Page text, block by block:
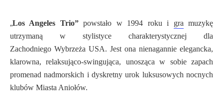
„Los Angeles Trio”powstało w 1994 roku i gramuzykę
utrzymaną w stylistyce charakterystycznej dla
Zachodniego Wybrzeża USA. Jest ona nienagannie elegancka,
klarowna, relaksująco-swingująca, unosząca w sobie zapach
promenad nadmorskich i dyskretny urok luksusowych nocnych
klubów Miasta Aniołów.